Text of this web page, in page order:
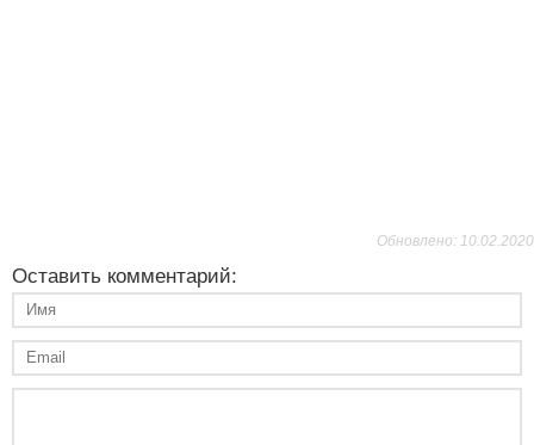
Обновлено: 10.02.2020
Оставить комментарий: